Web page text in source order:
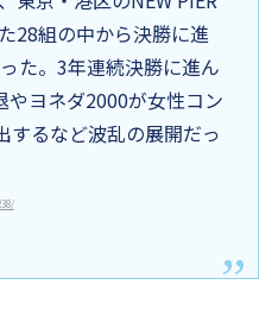
28組の中から決勝に進
た。3年連続決勝に進ん
やヨネダ2000が女性コン
するなど波乱の展開だっ